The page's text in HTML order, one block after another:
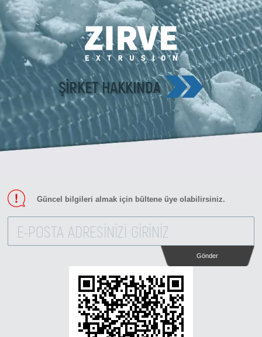
ŞIRKET HAKKINDA
Zirve Extrussion
En kısa sürede cevap vereceğiz
Güncel bilgileri almak için bültene üye olabilirsiniz.
Gönder